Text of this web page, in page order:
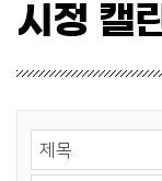
시정 캘